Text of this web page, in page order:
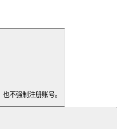
不强制注册账号。